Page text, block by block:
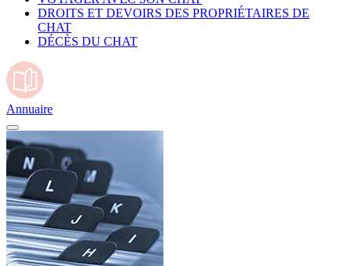
DROITS ET DEVOIRS DES PROPRIÉTAIRES DE
CHAT
DÉCÈS DU CHAT
Annuaire